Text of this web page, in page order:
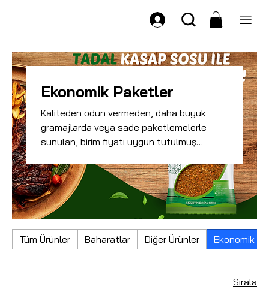
Ekonomik Paketler
Kaliteden ödün vermeden, daha büyük
gramajlarda veya sade paketlemelerle
sunulan, birim fiyatı uygun tutulmuş
Tüm Ürünler Baharatlar Diğer Ürünler Ekonomik
Sırala